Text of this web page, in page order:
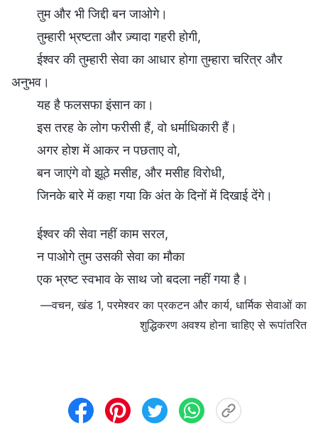
तुम और भी जिद्दी बन जाओगे।
तुम्हारी भ्रष्टता और ज़्यादा गहरी होगी,
ईश्वर की तुम्हारी सेवा का आधार होगा तुम्हारा चरित्र और
अनुभव।
यह है फलसफा इंसान का।
इस तरह के लोग फरीसी हैं, वो धर्माधिकारी हैं।
अगर होश में आकर न पछताए वो,
बन जाएंगे वो झूठे मसीह, और मसीह विरोधी,
जिनके बारे में कहा गया कि अंत के दिनों में दिखाई देंगे।
ईश्वर की सेवा नहीं काम सरल,
न पाओगे तुम उसकी सेवा का मौका
एक भ्रष्ट स्वभाव के साथ जो बदला नहीं गया है।
—वचन, खंड 1, परमेश्वर का प्रकटन और कार्य, धार्मिक सेवाओं का
शुद्धिकरण अवश्य होना चाहिए से रूपांतरित